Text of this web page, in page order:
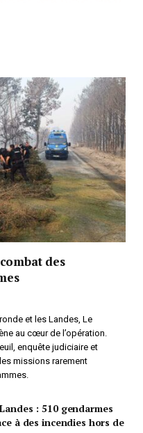
des
et les Landes, Le
au cœur de l’opération.
enquête judiciaire et
missions rarement
: 510 gendarmes
à des incendies hors de